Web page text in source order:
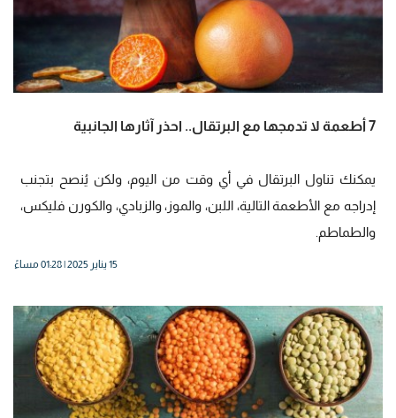
7 أطعمة لا تدمجها مع البرتقال.. احذر آثارها الجانبية
يمكنك تناول البرتقال في أي وقت من اليوم، ولكن يُنصح بتجنب
إدراجه مع الأطعمة التالية، اللبن، والموز، والزبادي، والكورن فليكس،
والطماطم.
15 يناير 2025 | 01:28 مساءً